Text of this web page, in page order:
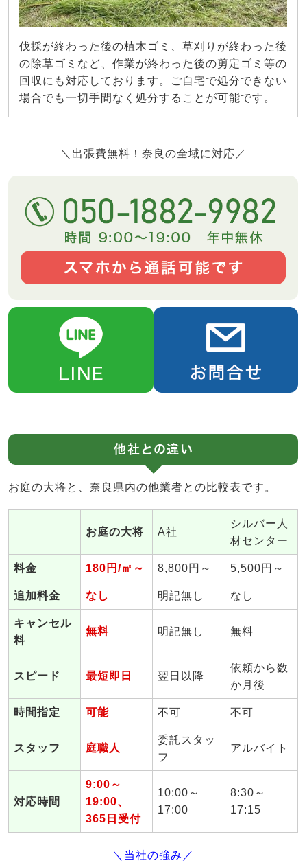
伐採が終わった後の植木ゴミ、草刈りが終わった後
の除草ゴミなど、作業が終わった後の剪定ゴミ等の
回収にも対応しております。ご自宅で処分できない
場合でも一切手間なく処分することが可能です。
＼出張費無料！奈良の全域に対応／
他社との違い
お庭の大将と、奈良県内の他業者との比較表です。
お庭の大将 A社
シルバー人
材センター
料金 180円/㎡～ 8,800円～ 5,500円～
追加料金 なし 明記無し なし
キャンセル
料
無料 明記無し 無料
スピード 最短即日 翌日以降
依頼から数
か月後
時間指定 可能 不可 不可
スタッフ 庭職人
委託スタッ
フ
アルバイト
対応時間
9:00～
19:00、
365日受付
10:00～
17:00
8:30～
17:15
＼当社の強み／